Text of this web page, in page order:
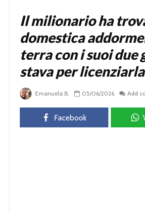
Il milionario ha
domestica
terra con i suoi due
stava per licenziarla
Emanuela B. 05/06/2026 Add
Facebook